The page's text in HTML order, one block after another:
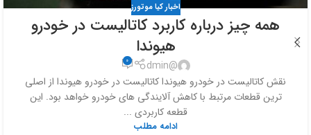
اخبار کیا موتورز
همه چیز درباره کاربرد کاتالیست در خودرو
هیوندا
@dmin
0
نقش کاتالیست در خودرو هیوندا کاتالیست در خودرو هیوندا از اصلی
ترین قطعات مرتبط با کاهش آلایندگی های خودرو خواهد بود. این
قطعه کاربردی ...
ادامه مطلب